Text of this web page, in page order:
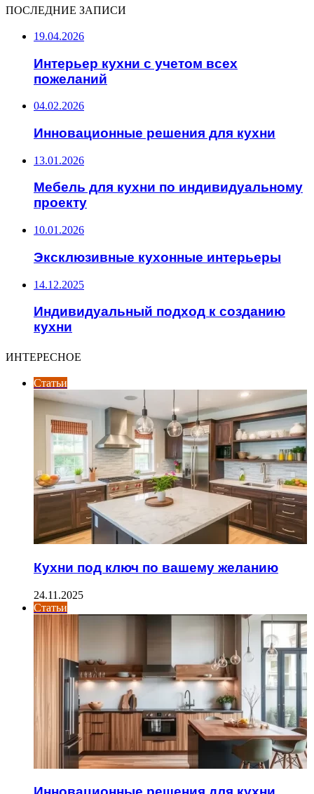
ПОСЛЕДНИЕ ЗАПИСИ
19.04.2026
Интерьер кухни с учетом всех
пожеланий
04.02.2026
Инновационные решения для кухни
13.01.2026
Мебель для кухни по индивидуальному
проекту
10.01.2026
Эксклюзивные кухонные интерьеры
14.12.2025
Индивидуальный подход к созданию
кухни
ИНТЕРЕСНОЕ
Статьи
Кухни под ключ по вашему желанию
24.11.2025
Статьи